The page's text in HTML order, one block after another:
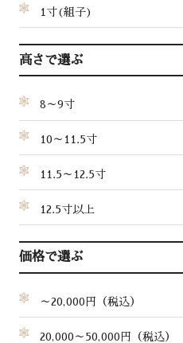
1寸(組子)
高さで選ぶ
8～9寸
10～11.5寸
11.5～12.5寸
12.5寸以上
価格で選ぶ
～20,000円（税込）
20,000～50,000円（税込）